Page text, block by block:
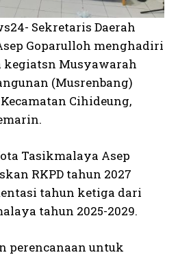
Sekretaris Daerah
Goparulloh menghadiri
kegiatsn Musyawarah
(Musrenbang)
Cihideung,
Tasikmalaya Asep
RKPD tahun 2027
tahun ketiga dari
tahun 2025-2029.
perencanaan untuk